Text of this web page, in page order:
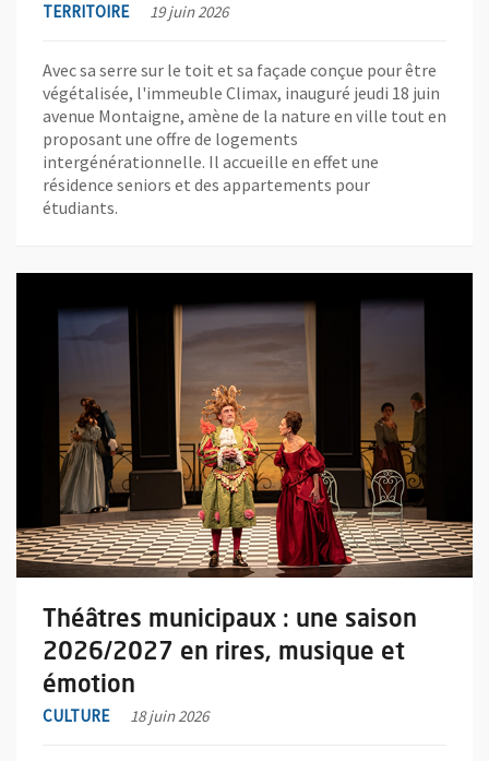
TERRITOIRE 19 juin 2026
Avec sa serre sur le toit et sa façade conçue pour être
végétalisée, l'immeuble Climax, inauguré jeudi 18 juin
avenue Montaigne, amène de la nature en ville tout en
proposant une offre de logements
intergénérationnelle. Il accueille en effet une
résidence seniors et des appartements pour
étudiants.
Théâtres municipaux : une saison
2026/2027 en rires, musique et
émotion
CULTURE 18 juin 2026